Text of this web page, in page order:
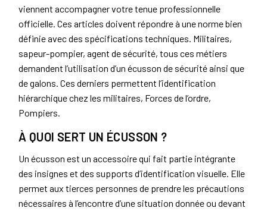
viennent accompagner votre tenue professionnelle
officielle. Ces articles doivent répondre à une norme bien
définie avec des spécifications techniques. Militaires,
sapeur-pompier, agent de sécurité, tous ces métiers
demandent l’utilisation d’un écusson de sécurité ainsi que
de galons. Ces derniers permettent l’identification
hiérarchique chez les militaires, Forces de l’ordre,
Pompiers.
À QUOI SERT UN ÉCUSSON ?
Un écusson est un accessoire qui fait partie intégrante
des insignes et des supports d’identification visuelle. Elle
permet aux tierces personnes de prendre les précautions
nécessaires à l’encontre d’une situation donnée ou devant